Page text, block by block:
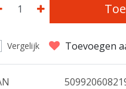
Vergelijk Toevoegen